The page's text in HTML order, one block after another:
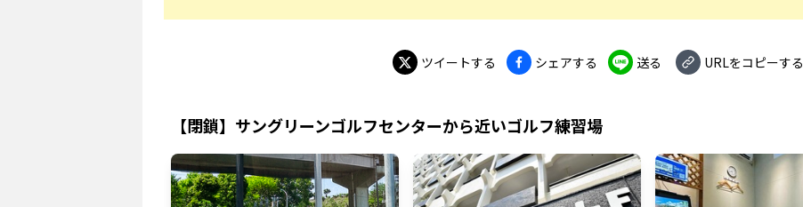
ツイートする シェアする 送る URLをコピーする
【閉鎖】サングリーンゴルフセンターから近いゴルフ練習場